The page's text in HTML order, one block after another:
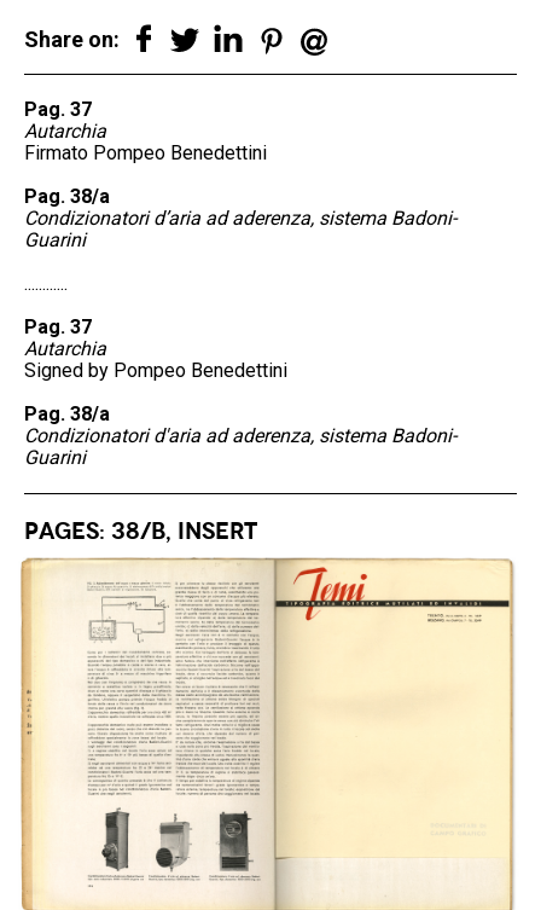
Share on:
Pag. 37
Autarchia
Firmato Pompeo Benedettini
Pag. 38/a
Condizionatori d’aria ad aderenza, sistema Badoni-
Guarini
............
Pag. 37
Autarchia
Signed by Pompeo Benedettini
Pag. 38/a
Condizionatori d'aria ad aderenza, sistema Badoni-
Guarini
Pages: 38/b, Insert